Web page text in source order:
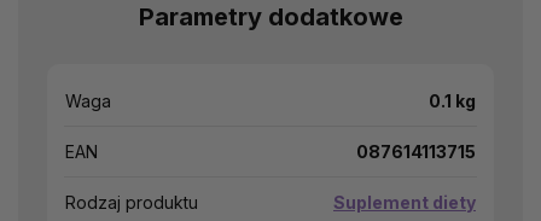
Parametry dodatkowe
Waga 0.1 kg
EAN 087614113715
Rodzaj produktu Suplement diety